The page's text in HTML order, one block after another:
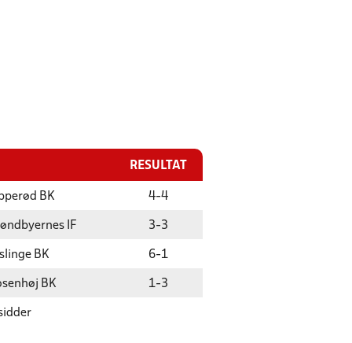
RESULTAT
BK 4-4
IF 3-3
BK 6-1
BK 1-3